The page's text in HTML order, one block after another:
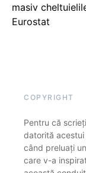
masiv
Eurostat
COPYRIGHT
Pentru că
datorită
când preluați
care v-a